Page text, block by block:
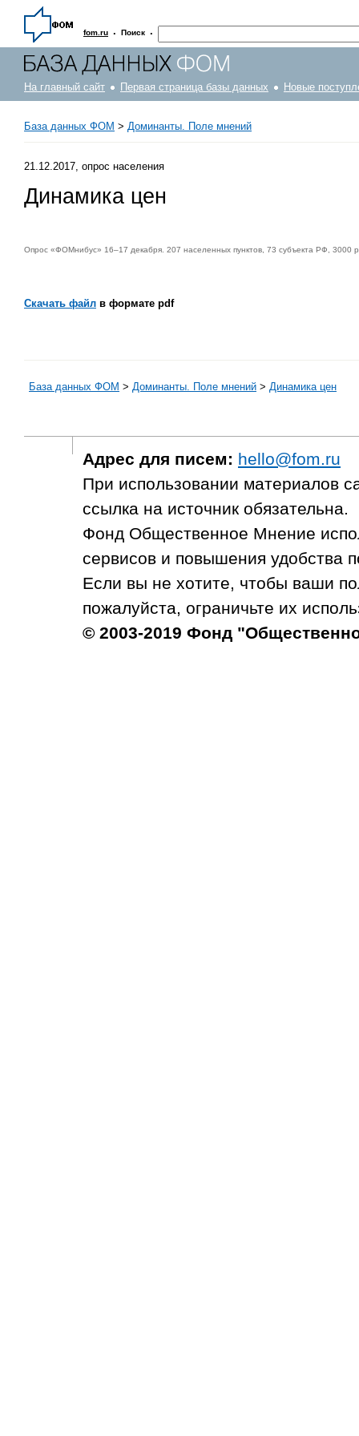
fom.ru · Поиск ·
На главный сайт Первая страница базы данных Новые
База данных ФОМ > Доминанты. Поле мнений
21.12.2017, опрос населения
Динамика цен
Опрос «ФОМнибус» 16–17 декабря. 207 населенных пунктов, 73 субъекта РФ, 3000
Скачать файл в формате pdf
База данных ФОМ > Доминанты. Поле мнений > Динамика цен
Адрес для писем: hello@fom.ru
При использовании материалов
ссылка на источник обязательна.
Фонд Общественное Мнение
сервисов и повышения удобства
Если вы не хотите, чтобы ваши
пожалуйста, ограничьте их
© 2003-2019 Фонд